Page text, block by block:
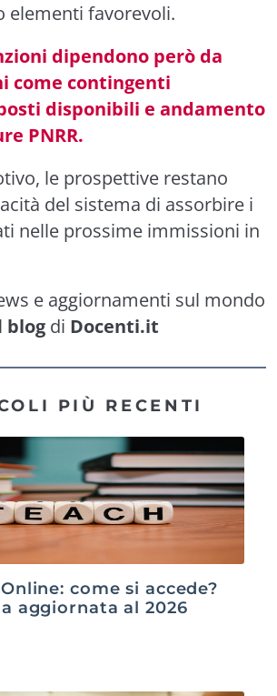
elementi favorevoli.
dipendono però da
come contingenti
disponibili e andamento
PNRR.
le prospettive restano
del sistema di assorbire i
nelle prossime immissioni in
e aggiornamenti sul mondo
blog di Docenti.it
PIÙ RECENTI
come si accede?
aggiornata al 2026